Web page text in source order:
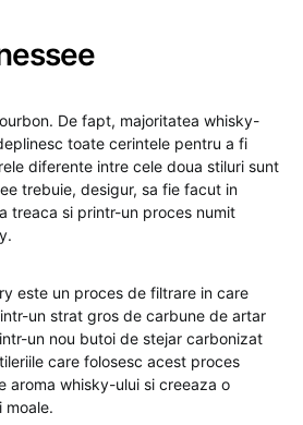
De fapt, majoritatea whisky-
toate cerintele pentru a fi
diferente intre cele doua stiluri sunt
trebuie, desigur, sa fie facut in
treaca si printr-un proces numit
este un proces de filtrare in care
un strat gros de carbune de artar
un nou butoi de stejar carbonizat
care folosesc acest proces
aroma whisky-ului si creeaza o
moale.